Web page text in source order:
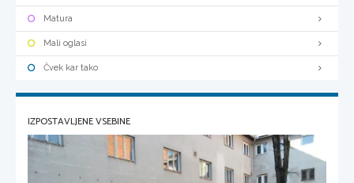
Matura
Mali oglasi
Čvek kar tako
IZPOSTAVLJENE VSEBINE